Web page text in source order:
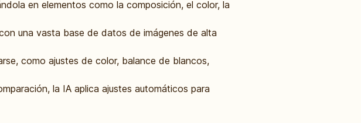
en elementos como la composición, el color, la
una vasta base de datos de imágenes de alta
como ajustes de color, balance de blancos,
la IA aplica ajustes automáticos para